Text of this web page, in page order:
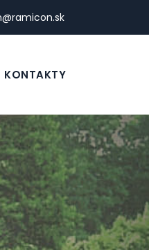
KONTAKTY